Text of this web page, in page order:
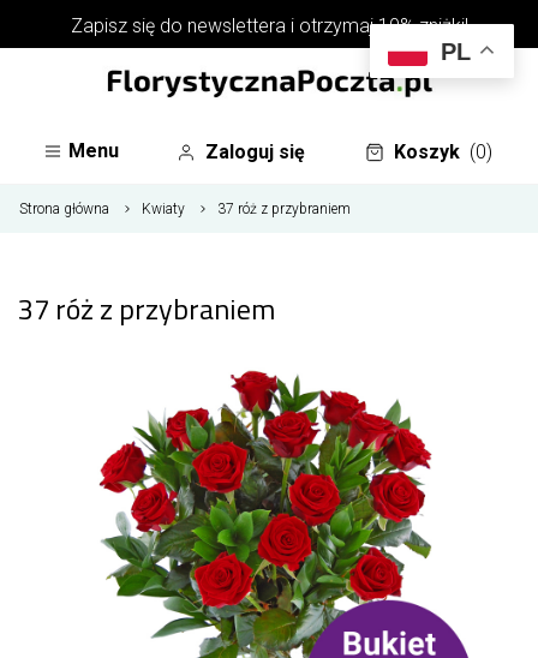
Zapisz się do newsletterai otrzymaj 10% zniżki!
Menu Zaloguj się Koszyk (0)
Strona główna Kwiaty 37 róż z przybraniem
37 róż z przybraniem
PL